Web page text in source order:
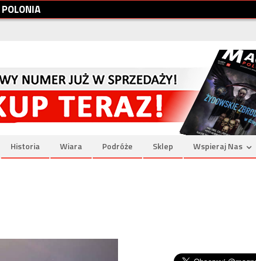
POLONIA
Historia Wiara Podróże Sklep Wspieraj Nas